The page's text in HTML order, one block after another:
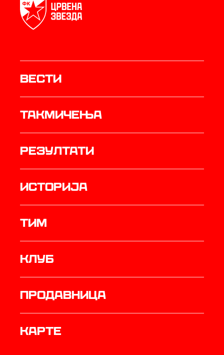
Вести
Такмичења
резултати
историја
ТИМ
Клуб
продавница
Карте